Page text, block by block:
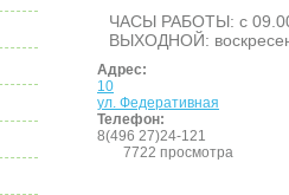
ЧАСЫ РАБОТЫ: с
ВЫХОДНОЙ:
Адрес:
10
ул. Федеративная
Телефон:
8(496 27)24-121
7722 просмотра